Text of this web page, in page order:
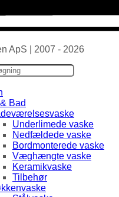
ApS | 2007 - 2026
Bad
Underlimede vaske
Nedfældede vaske
Bordmonterede vaske
Væghængte vaske
Keramikvaske
Tilbehør